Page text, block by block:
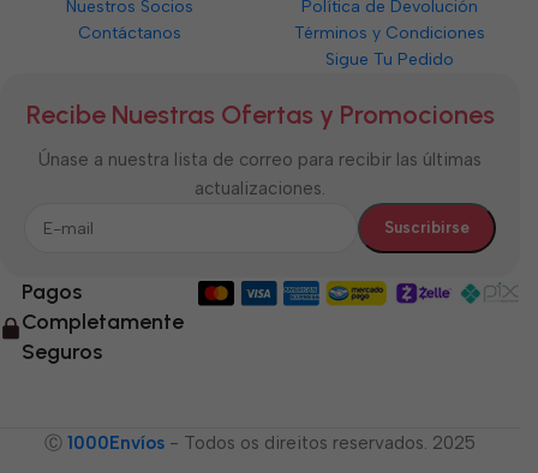
Nuestros Socios
Contáctanos
Política de Devolución
Términos y Condiciones
Sigue Tu Pedido
Recibe Nuestras Ofertas y Promociones
Únase a nuestra lista de correo para recibir las últimas
actualizaciones.
Pagos
Completamente
Seguros
Ⓒ 1000Envíos - Todos os direitos reservados. 2025